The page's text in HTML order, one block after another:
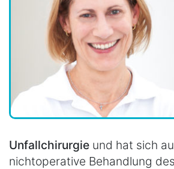
Unfallchirurgie und hat sich
nichtoperative Behandlung des